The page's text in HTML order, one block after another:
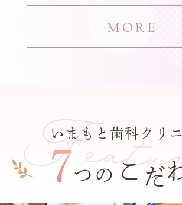
MORE
いまもと歯科クリ
7つの こだ